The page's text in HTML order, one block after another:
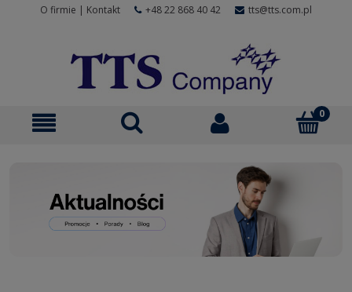
O firmie | Kontakt +48 22 868 40 42 tts@tts.com.pl